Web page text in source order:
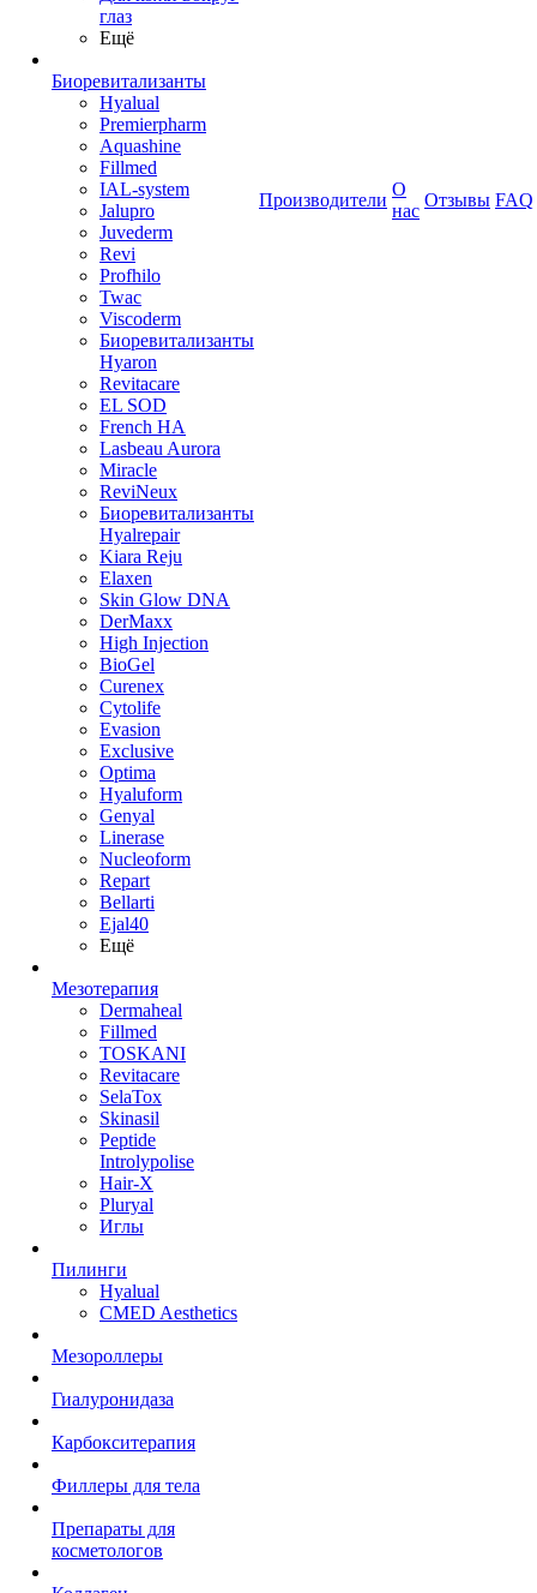
глаз
Ещё
Биоревитализанты
Hyalual
Premierpharm
Aquashine
Fillmed
IAL-system
Jalupro
Juvederm
Revi
Profhilo
Twac
Viscoderm
Биоревитализанты
Hyaron
Revitacare
EL SOD
French HA
Lasbeau Aurora
Miracle
ReviNeux
Биоревитализанты
Hyalrepair
Kiara Reju
Elaxen
Skin Glow DNA
DerMaxx
High Injection
BioGel
Curenex
Cytolife
Evasion
Exclusive
Optima
Hyaluform
Genyal
Linerase
Nucleoform
Repart
Bellarti
Ejal40
Ещё
Мезотерапия
Dermaheal
Fillmed
TOSKANI
Revitacare
SelaTox
Skinasil
Peptide
Introlypolise
Hair-X
Pluryal
Иглы
Пилинги
Hyalual
CMED Aesthetics
Мезороллеры
Гиалуронидаза
Карбокситерапия
Филлеры для тела
Препараты для
косметологов
Производители
О
нас
Отзывы FAQ